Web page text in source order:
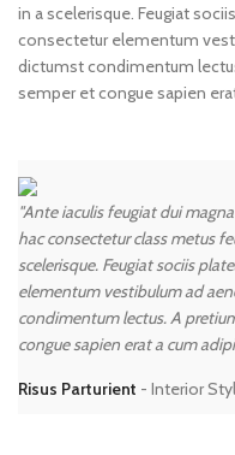
in a scelerisque. Feugiat
consectetur elementum
dictumst condimentum
semper et congue sapien
"Ante iaculis feugiat dui
hac consectetur class metus
scelerisque. Feugiat sociis
elementum vestibulum ad
condimentum lectus. A
congue sapien erat a cum
Risus Parturient Interior